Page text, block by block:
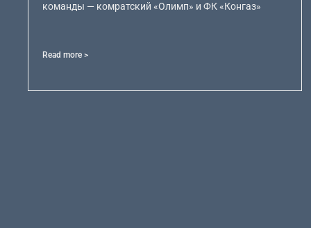
команды — комратский «Олимп» и ФК «Конгаз»
Read more >